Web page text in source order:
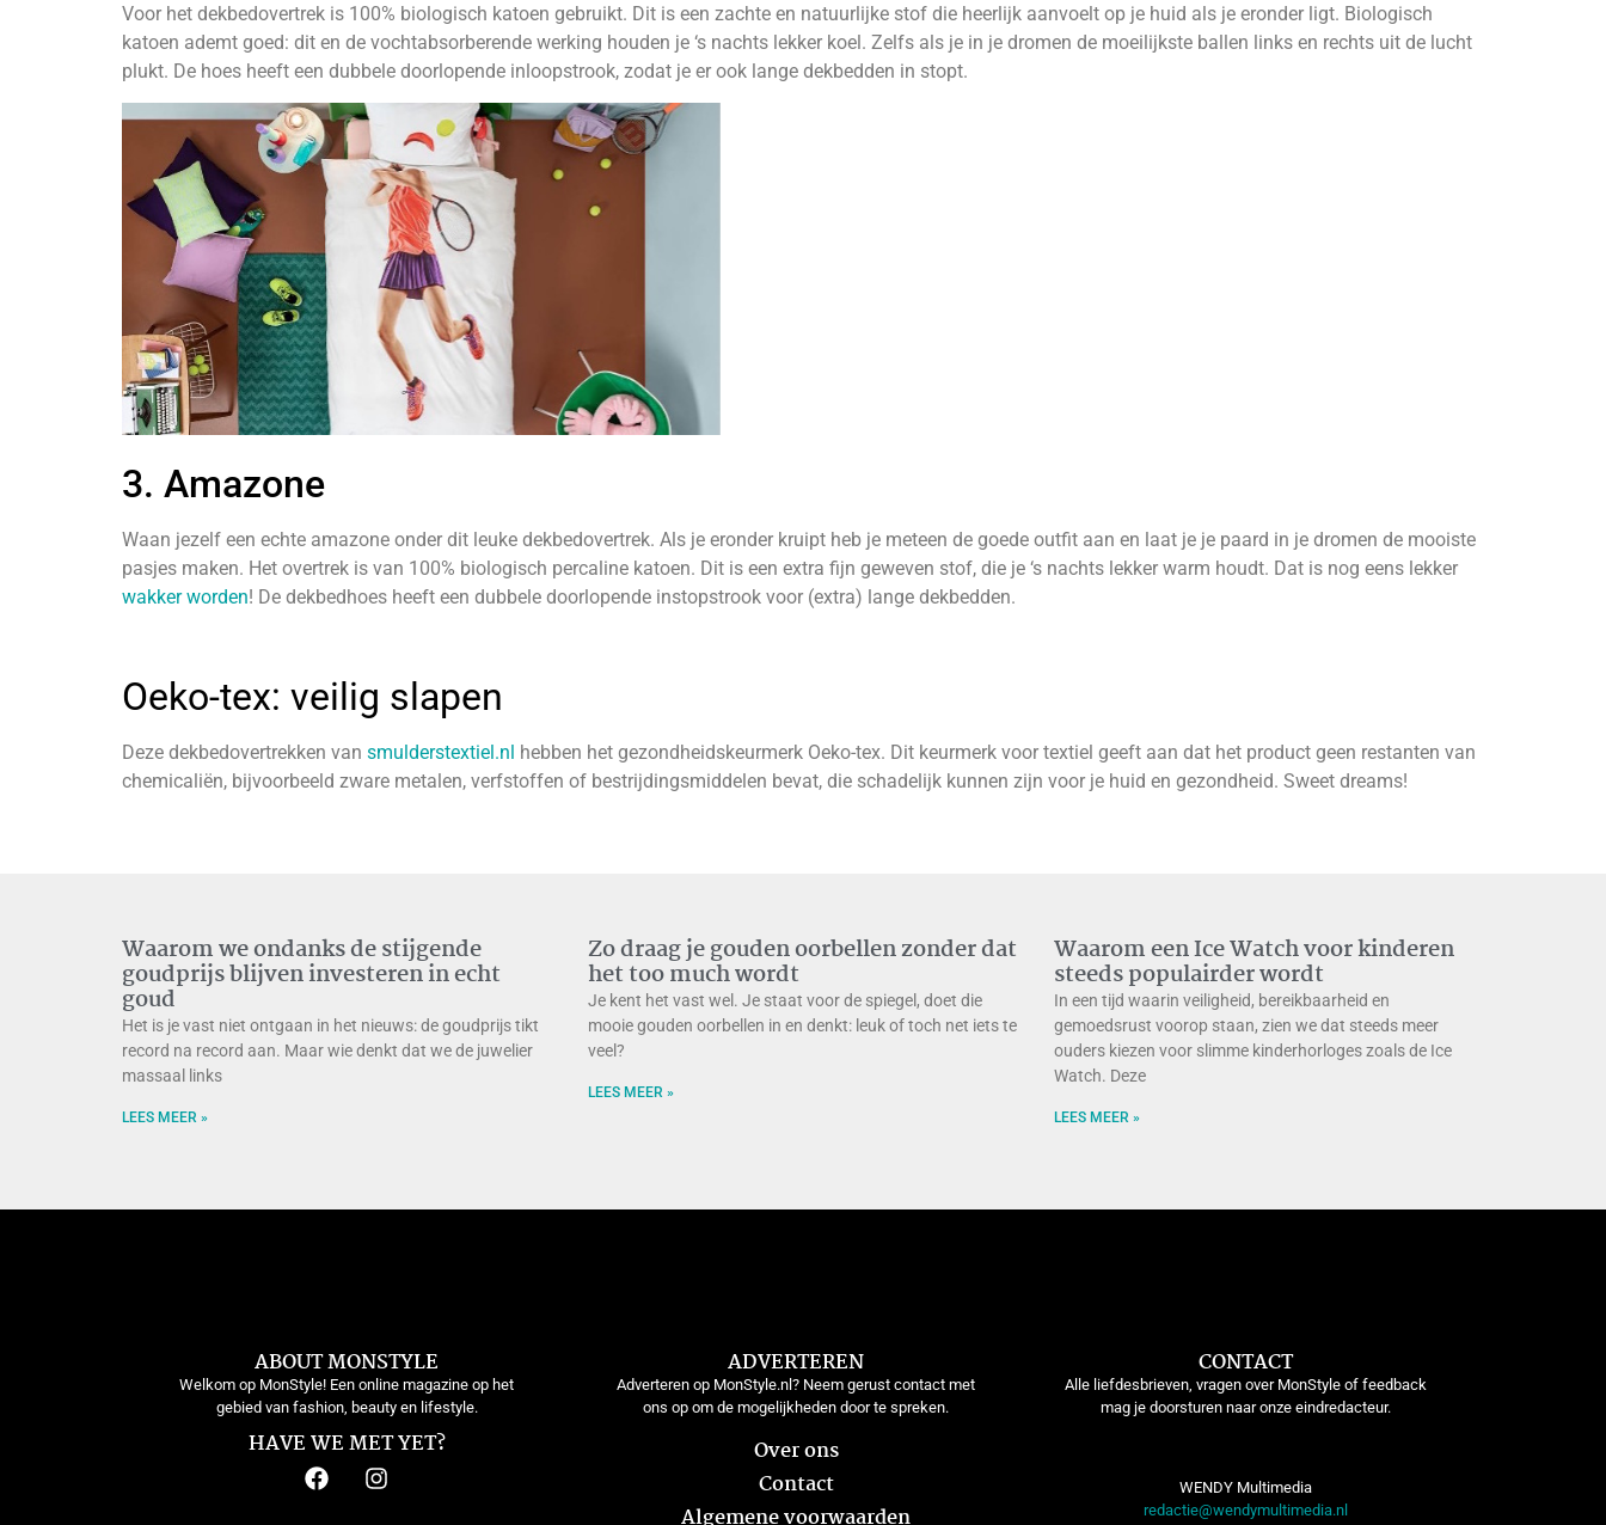
Voor het dekbedovertrek is 100% biologisch katoen gebruikt. Dit is een zachte en natuurlijke stof die heerlijk aanvoelt op je huid als je eronder ligt. Biologisch
katoen ademt goed: dit en de vochtabsorberende werking houden je ‘s nachts lekker koel. Zelfs als je in je dromen de moeilijkste ballen links en rechts uit de lucht
plukt. De hoes heeft een dubbele doorlopende inloopstrook, zodat je er ook lange dekbedden in stopt.
3. Amazone
Waan jezelf een echte amazone onder dit leuke dekbedovertrek. Als je eronder kruipt heb je meteen de goede outfit aan en laat je je paard in je dromen de mooiste
pasjes maken. Het overtrek is van 100% biologisch percaline katoen. Dit is een extra fijn geweven stof, die je ‘s nachts lekker warm houdt. Dat is nog eens lekker
wakker worden! De dekbedhoes heeft een dubbele doorlopende instopstrook voor (extra) lange dekbedden.
Oeko-tex: veilig slapen
Deze dekbedovertrekken van smulderstextiel.nl hebben het gezondheidskeurmerk Oeko-tex. Dit keurmerk voor textiel geeft aan dat het product geen restanten van
chemicaliën, bijvoorbeeld zware metalen, verfstoffen of bestrijdingsmiddelen bevat, die schadelijk kunnen zijn voor je huid en gezondheid. Sweet dreams!
Waarom we ondanks de stijgende
goudprijs blijven investeren in echt
goud
Het is je vast niet ontgaan in het nieuws: de goudprijs tikt
record na record aan. Maar wie denkt dat we de juwelier
massaal links
LEES MEER »
Zo draag je gouden oorbellen zonder dat
het too much wordt
Je kent het vast wel. Je staat voor de spiegel, doet die
mooie gouden oorbellen in en denkt: leuk of toch net iets te
veel?
LEES MEER »
Waarom een Ice Watch voor kinderen
steeds populairder wordt
In een tijd waarin veiligheid, bereikbaarheid en
gemoedsrust voorop staan, zien we dat steeds meer
ouders kiezen voor slimme kinderhorloges zoals de Ice
Watch. Deze
LEES MEER »
ABOUT MONSTYLE
Welkom op MonStyle! Een online magazine op het
gebied van fashion, beauty en lifestyle.
HAVE WE MET YET?
ADVERTEREN
Adverteren op MonStyle.nl? Neem gerust contact met
ons op om de mogelijkheden door te spreken.
Over ons
Contact
CONTACT
Alle liefdesbrieven, vragen over MonStyle of feedback
mag je doorsturen naar onze eindredacteur.
WENDY Multimedia
redactie@wendymultimedia.nl